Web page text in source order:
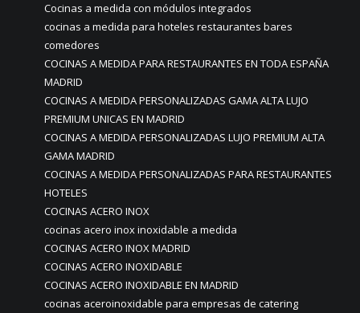
Cocinas a medida con módulos integrados
cocinas a medida para hoteles restaurantes bares
comedores
COCINAS A MEDIDA PARA RESTAURANTES EN TODA ESPAÑA
MADRID
COCINAS A MEDIDA PERSONALIZADAS GAMA ALTA LUJO
PREMIUM UNICAS EN MADRID
COCINAS A MEDIDA PERSONALIZADAS LUJO PREMIUM ALTA
GAMA MADRID
COCINAS A MEDIDA PERSONALIZADAS PARA RESTAURANTES
HOTELES
COCINAS ACERO INOX
cocinas acero inox inoxidable a medida
COCINAS ACERO INOX MADRID
COCINAS ACERO INOXIDABLE
COCINAS ACERO INOXIDABLE EN MADRID
cocinas aceroinoxidable para empresas de catering